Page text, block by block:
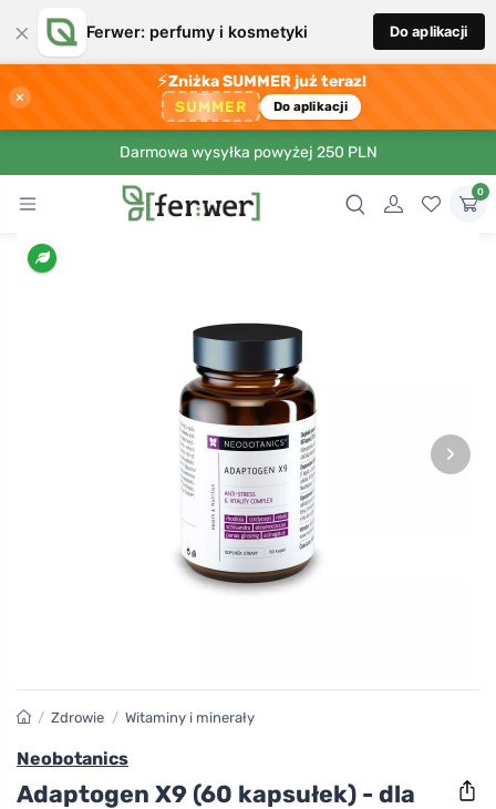
× Ferwer: perfumy i kosmetyki Do aplikacji
×
⚡Zniżka SUMMER już teraz!
SUMMER Do aplikacji
Darmowa wysyłka powyżej 250 PLN
0
›
/ Zdrowie / Witaminy i minerały
Neobotanics
Adaptogen X9 (60 kapsułek) - dla